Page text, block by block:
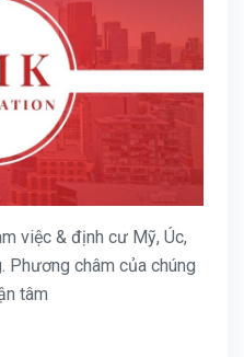
việc & định cư Mỹ, Úc,
Phương châm của chúng
tâm